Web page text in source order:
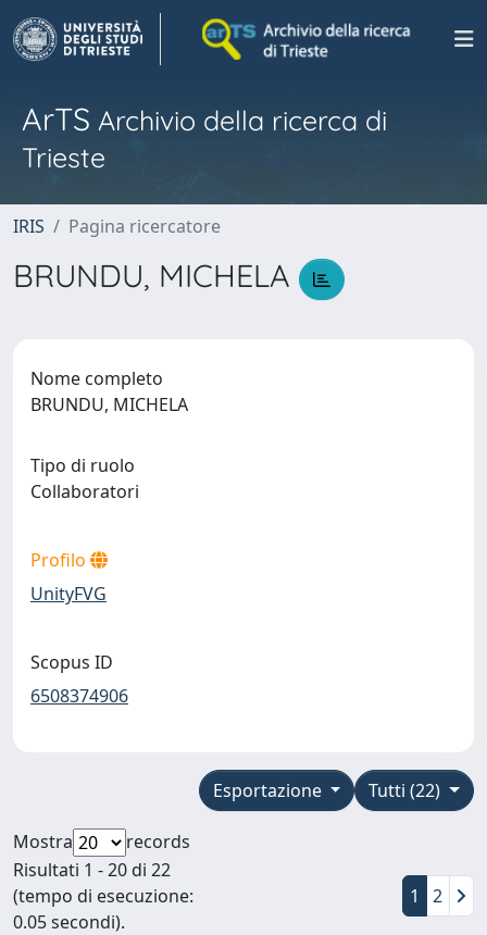
ArTS Archivio della ricerca di
Trieste
IRIS Pagina ricercatore
BRUNDU, MICHELA
Nome completo
BRUNDU, MICHELA
Tipo di ruolo
Collaboratori
Profilo
UnityFVG
Scopus ID
6508374906
Tutti (22)
Esportazione
Mostra
records
Risultati 1 - 20 di 22
(tempo di esecuzione:
0.05 secondi).
1 2